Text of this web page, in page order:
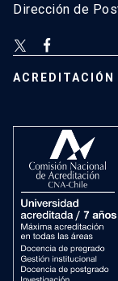
Dirección de
ACREDITACIÓN